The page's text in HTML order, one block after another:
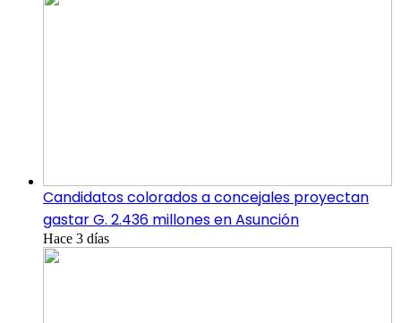
Candidatos colorados a concejales proyectan
gastar G. 2.436 millones en Asunción
Hace 3 días